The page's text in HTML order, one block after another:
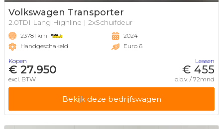
Volkswagen Transporter
2.0TDI Lang Highline | 2xSchuifdeur
23781 km
Handgeschakeld
2024
Euro 6
Kopen
€ 27.950
excl. BTW
Leasen
€ 455
o.b.v. / 72mnd
Bekijk deze bedrijfswagen